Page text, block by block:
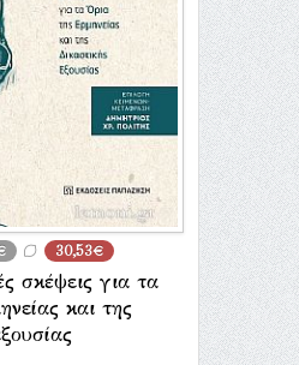
30,53€
σκέψεις για τα
και της